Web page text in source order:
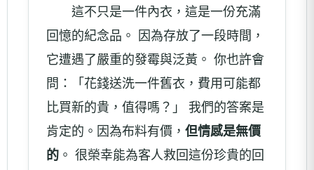
這不只是一件內衣，這是一份充滿
回憶的紀念品。 因為存放了一段時間，
它遭遇了嚴重的發霉與泛黃。 你也許會
問：「花錢送洗一件舊衣，費用可能都
比買新的貴，值得嗎？」 我們的答案是
肯定的。因為布料有價， 但情感是無價
的 。 很榮幸能為客人救回這份珍貴的回